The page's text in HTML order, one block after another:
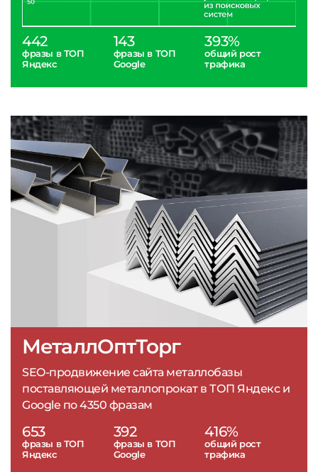
МеталлОптТорг
SEO-продвижение сайта металлобазы
поставляющей металлопрокат в ТОП Яндекс и
Google по 4350 фразам
653
фразы в ТОП
Яндекс
392
фразы в ТОП
Google
416%
общий рост
трафика
442
фразы в ТОП
Яндекс
143
фразы в ТОП
Google
393%
общий рост
трафика